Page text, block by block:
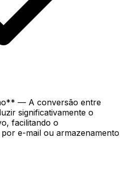
— A conversão entre
significativamente o
facilitando o
e-mail ou armazenamento